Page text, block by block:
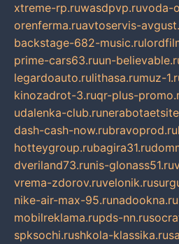
xtreme-rp.ruwasdpvp.ruvoda-
orenferma.ruavtoservis-
backstage-682-music.ru
prime-cars63.ruun-
legardoauto.rulithasa.rumuz-
kinozadrot-3.ruqr-plus-
udalenka-club.ru
dash-cash-now.rubravoprod.ru
hotteygroup.rubagira31.ru
dveriland73.runis-glonass51.ru
vrema-zdorov.ruvelonik.ru
nike-air-max-95.runadookna.ru
mobilreklama.rupds-nn.ru
spksochi.rushkola-klassika.ru